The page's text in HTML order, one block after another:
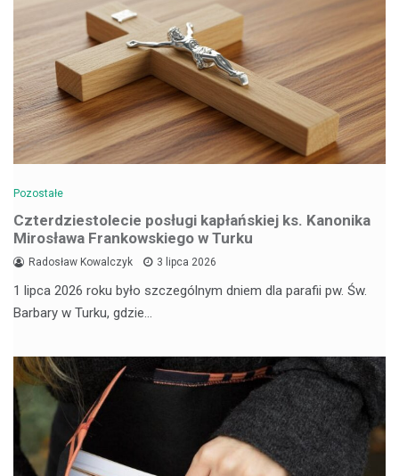
Pozostałe
Czterdziestolecie posługi kapłańskiej ks. Kanonika
Mirosława Frankowskiego w Turku
Radosław Kowalczyk 3 lipca 2026
1 lipca 2026 roku było szczególnym dniem dla parafii pw. Św.
Barbary w Turku, gdzie…